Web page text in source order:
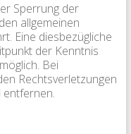
Sperrung der
allgemeinen
Eine diesbezügliche
der Kenntnis
Bei
Rechtsverletzungen
entfernen.